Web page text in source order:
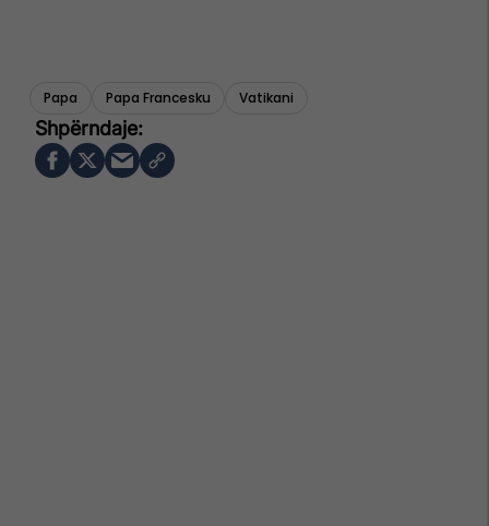
Papa Papa Francesku Vatikani